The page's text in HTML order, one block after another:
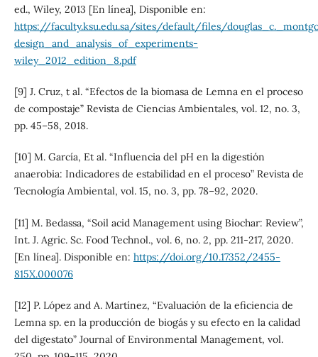
ed., Wiley, 2013 [En línea], Disponible en:
https://faculty.ksu.edu.sa/sites/default/files/
design_and_analysis_of_experiments-
wiley_2012_edition_8.pdf
[9] J. Cruz, t al. “Efectos de la biomasa de Lemna en el proceso
de compostaje” Revista de Ciencias Ambientales, vol. 12, no. 3,
pp. 45–58, 2018.
[10] M. García, Et al. “Influencia del pH en la digestión
anaerobia: Indicadores de estabilidad en el proceso” Revista de
Tecnología Ambiental, vol. 15, no. 3, pp. 78–92, 2020.
[11] M. Bedassa, “Soil acid Management using Biochar: Review”,
Int. J. Agric. Sc. Food Technol., vol. 6, no. 2, pp. 211-217, 2020.
[En línea]. Disponible en: https://doi.org/10.17352/2455-
815X.000076
[12] P. López and A. Martínez, “Evaluación de la eficiencia de
Lemna sp. en la producción de biogás y su efecto en la calidad
del digestato” Journal of Environmental Management, vol.